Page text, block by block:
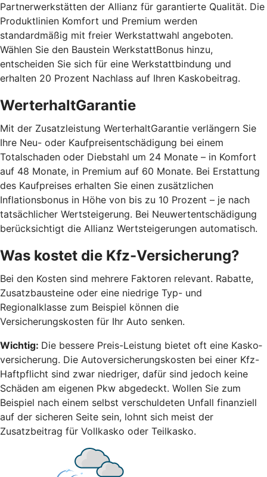
Partnerwerkstätten der Allianz für garantierte Qualität. Die
Produktlinien Komfort und Premium werden
standardmäßig mit freier Werkstattwahl angeboten.
Wählen Sie den Baustein WerkstattBonus hinzu,
entscheiden Sie sich für eine Werkstattbindung und
erhalten 20 Prozent Nachlass auf Ihren Kaskobeitrag.
WerterhaltGarantie
Mit der Zusatzleistung WerterhaltGarantie verlängern Sie
Ihre Neu- oder Kaufpreisentschädigung bei einem
Totalschaden oder Diebstahl um 24 Monate – in Komfort
auf 48 Monate, in Premium auf 60 Monate. Bei Erstattung
des Kaufpreises erhalten Sie einen zusätzlichen
Inflationsbonus in Höhe von bis zu 10 Prozent – je nach
tatsächlicher Wertsteigerung. Bei Neuwertentschädigung
berücksichtigt die Allianz Wertsteigerungen automatisch.
Was kostet die Kfz-Versicherung?
Bei den Kosten sind mehrere Faktoren relevant. Rabatte,
Zusatzbausteine oder eine niedrige Typ- und
Regionalklasse zum Beispiel können die
Versicherungskosten für Ihr Auto senken.
Wichtig: Die bessere Preis-Leistung bietet oft eine Kasko­
versicherung. Die Autoversicherungskosten bei einer Kfz-
Haftpflicht sind zwar niedriger, dafür sind jedoch keine
Schäden am eigenen Pkw abgedeckt. Wollen Sie zum
Beispiel nach einem selbst ver­schuldeten Unfall finanziell
auf der sicheren Seite sein, lohnt sich meist der
Zusatzbeitrag für Vollkasko oder Teilkasko.